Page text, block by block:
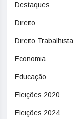
Destaques
Direito
Direito Trabalhista
Economia
Educação
Eleições 2020
Eleições 2024